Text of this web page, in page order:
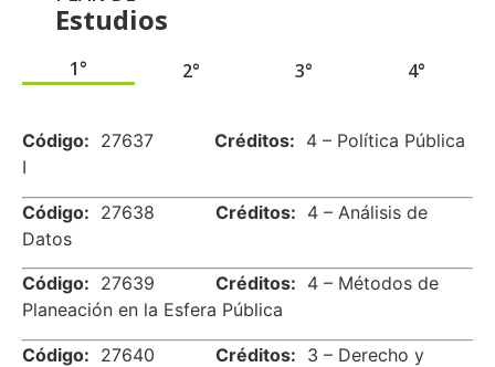
Estudios
1° 2° 3° 4°
Código: 27637 Créditos: 4 – Política Pública
I
Código: 27638 Créditos: 4 – Análisis de
Datos
Código: 27639 Créditos: 4 – Métodos de
Planeación en la Esfera Pública
Código: 27640 Créditos: 3 – Derecho y